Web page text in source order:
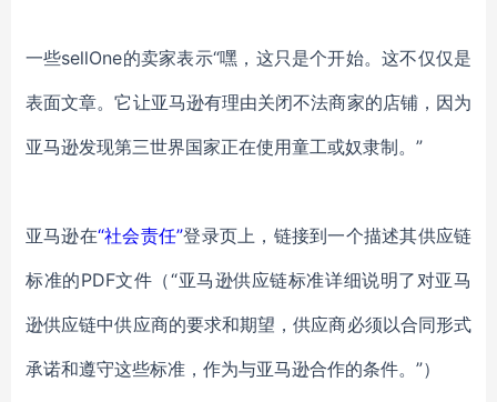
一些sellOne的卖家表示“嘿，这只是个开始。这不仅仅是
表面文章。它让亚马逊有理由关闭不法商家的店铺，因为
亚马逊发现第三世界国家正在使用童工或奴隶制。”
亚马逊在“社会责任”登录页上，链接到一个描述其供应链
标准的PDF文件（“亚马逊供应链标准详细说明了对亚马
逊供应链中供应商的要求和期望，供应商必须以合同形式
承诺和遵守这些标准，作为与亚马逊合作的条件。”）